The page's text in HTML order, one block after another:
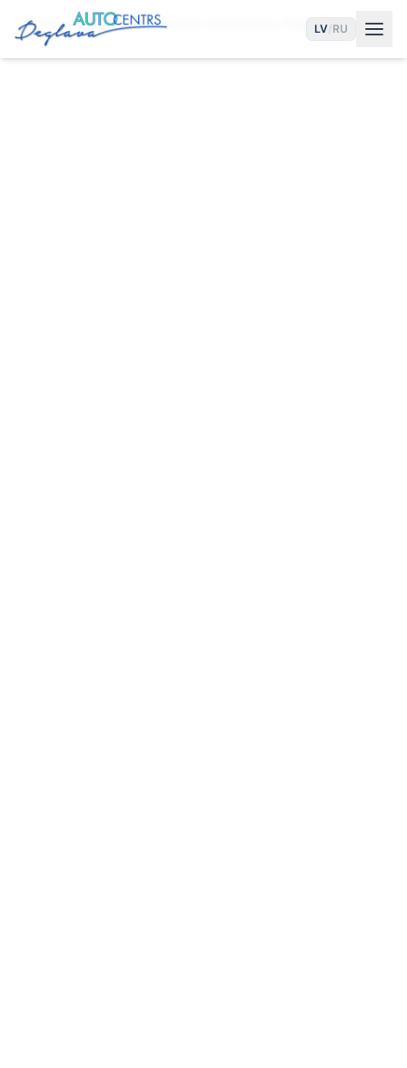
LV/RU
Sākums Pakalpojumi Citroën Diagnostika Rīgā